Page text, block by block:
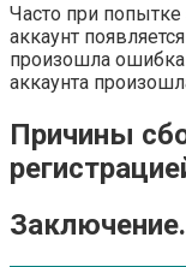
Часто при
аккаунт
произошла
аккаунта
Причины